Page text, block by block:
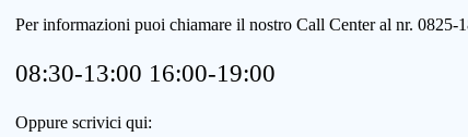
Per informazioni puoi chiamare il nostro Call Center al nr.
08:30-13:00 16:00-19:00
Oppure scrivici qui: